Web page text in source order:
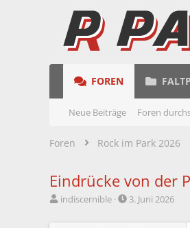
FOREN
Neue Beiträge Foren
Foren Rock im Park 2026
Eindrücke von der
E
indiscernible
E
3. Juni 2026